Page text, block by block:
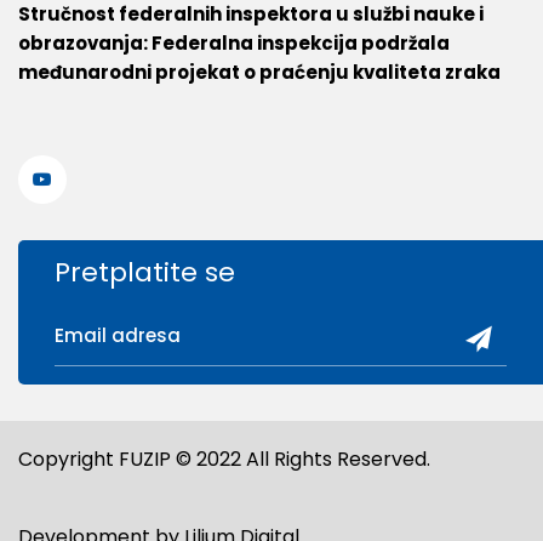
Stručnost federalnih inspektora u službi nauke i
obrazovanja: Federalna inspekcija podržala
međunarodni projekat o praćenju kvaliteta zraka
Pretplatite se
Copyright FUZIP © 2022 All Rights Reserved.